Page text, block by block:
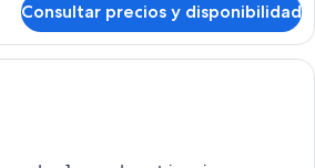
Consultar precios y disponibilidad
Una habitación acogedora con un